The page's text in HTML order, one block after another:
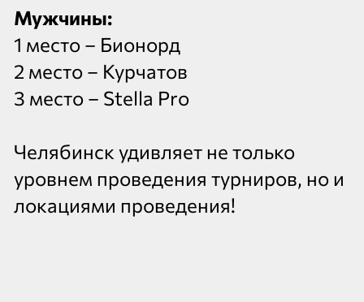
Мужчины:
1 место – Бионорд
2 место – Курчатов
3 место – Stella Pro
Челябинск удивляет не только
уровнем проведения турниров, но и
локациями проведения!